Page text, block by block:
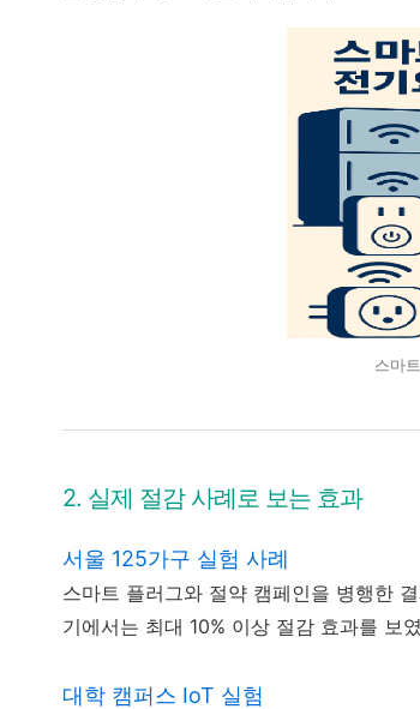
스마
2. 실제 절감 사례로 보는 효과
서울 125가구 실험 사례
스마트 플러그와 절약 캠페인을 병행한
기에서는 최대 10% 이상 절감 효과를 보
대학 캠퍼스 IoT 실험